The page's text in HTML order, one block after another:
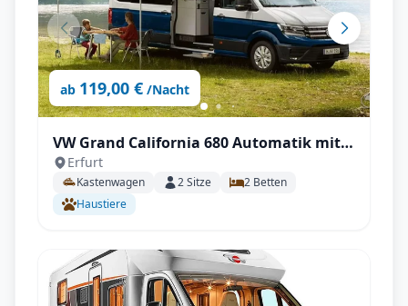
ab 119,00 € /Nacht
VW Grand California 680 Automatik mit
Solarpaneel autark 2/2
Erfurt
Kastenwagen 2Sitze 2 Betten
Haustiere